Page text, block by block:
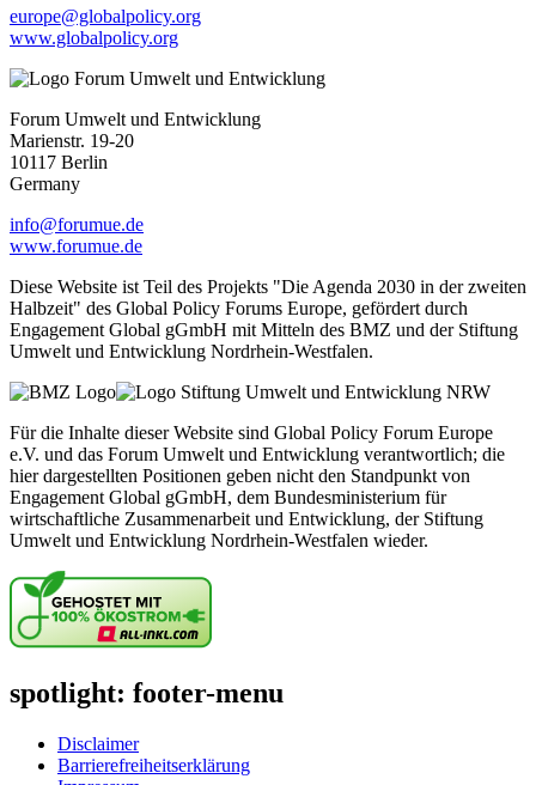
europe@globalpolicy.org
www.globalpolicy.org
Forum Umwelt und Entwicklung
Marienstr. 19-20
10117 Berlin
Germany
info@forumue.de
www.forumue.de
Diese Website ist Teil des Projekts "Die Agenda 2030 in der zweiten
Halbzeit" des Global Policy Forums Europe, gefördert durch
Engagement Global gGmbH mit Mitteln des BMZ und der Stiftung
Umwelt und Entwicklung Nordrhein-Westfalen.
Für die Inhalte dieser Website sind Global Policy Forum Europe
e.V. und das Forum Umwelt und Entwicklung verantwortlich; die
hier dargestellten Positionen geben nicht den Standpunkt von
Engagement Global gGmbH, dem Bundesministerium für
wirtschaftliche Zusammenarbeit und Entwicklung, der Stiftung
Umwelt und Entwicklung Nordrhein-Westfalen wieder.
spotlight: footer-menu
Disclaimer
Barrierefreiheitserklärung